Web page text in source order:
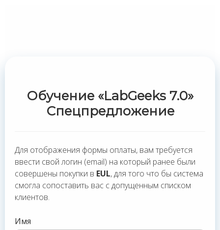
Обучение «LabGeeks 7.0»
Спецпредложение
Для отображения формы оплаты, вам требуется
ввести свой логин (email) на который ранее были
совершены покупки в EUL, для того что бы система
смогла сопоставить вас с допущенным списком
клиентов.
Имя